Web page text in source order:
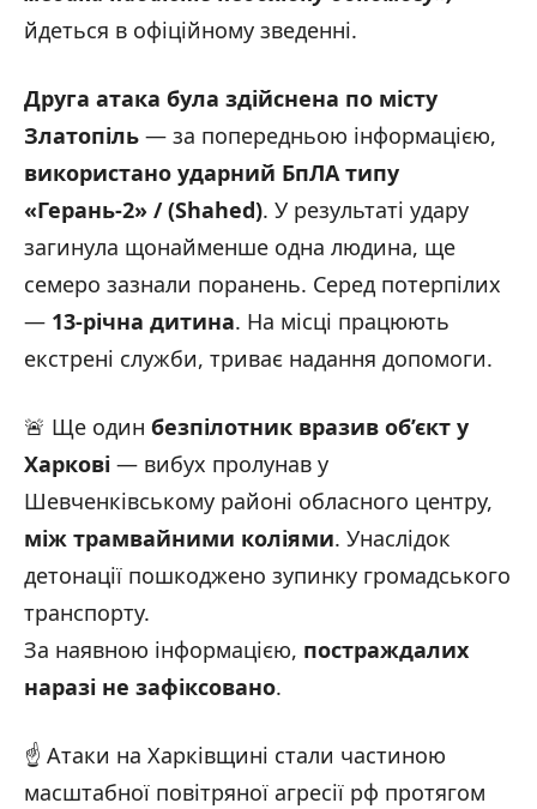
йдеться в офіційному зведенні.
Друга атака була здійснена по місту
Златопіль — за попередньою інформацією,
використано ударний БпЛА типу
«Герань-2» / (Shahed). У результаті удару
загинула щонайменше одна людина, ще
семеро зазнали поранень. Серед потерпілих
— 13-річна дитина. На місці працюють
екстрені служби, триває надання допомоги.
🚨 Ще один безпілотник вразив об’єкт у
Харкові — вибух пролунав у
Шевченківському районі обласного центру,
між трамвайними коліями. Унаслідок
детонації пошкоджено зупинку громадського
транспорту.
За наявною інформацією, постраждалих
наразі не зафіксовано.
☝️ Атаки на Харківщині стали частиною
масштабної повітряної агресії рф протягом